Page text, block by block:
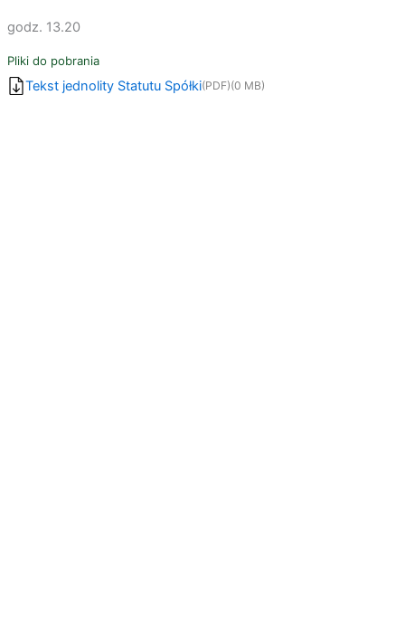
godz. 13.20
Pliki do pobrania
Tekst jednolity Statutu Spółki(PDF)(0 MB)